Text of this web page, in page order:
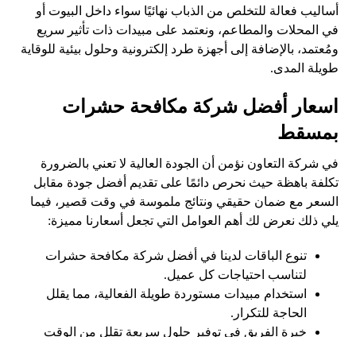
أساليب فعالة للتخلص من الذباب نهائيًا سواء داخل البيوت أو
في المحلات والمطاعم، ونعتمد على مبيدات ذات تأثير سريع
ومُعتمد، بالإضافة إلى أجهزة طرد إلكترونية وحلول بيئية للوقاية
طويلة المدى.
اسعار أفضل شركة مكافحة حشرات
بمسقط
في شركة التعاون نؤمن أن الجودة العالية لا تعني بالضرورة
تكلفة باهظة حيث نحرص دائمًا على تقديم أفضل جودة مقابل
السعر مع ضمان حقيقي ونتائج ملموسة في وقت قصير، فيما
يلي ذلك نعرض لك أهم العوامل التي تجعل أسعارنا مميزة:
تنوع الباقات لدينا في أفضل شركة مكافحة حشرات
لتناسب احتياجات كل عميل.
استخدام مبيدات مستوردة طويلة الفعالية، مما يقلل
الحاجة للتكرار.
خبرة الفريق في توفير حلول سريعة تقلل من الوقت